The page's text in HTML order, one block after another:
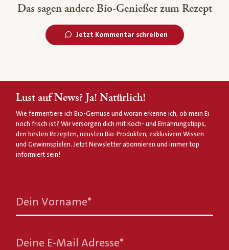
Das sagen andere Bio-Genießer zum Rezept
Jetzt Kommentar schreiben
Lust auf News? Ja! Natürlich!
Wie fermentiere ich Bio-Gemüse und woran erkenne ich, ob mein Ei
noch frisch ist? Wir versorgen dich mit Koch- und Ernährungstipps,
den besten Rezepten, neusten Bio-Produkten, exklusivem Wissen
und Gewinnspielen. Jetzt Newsletter abonnieren und immer top
informiert sein!
Dein Vorname*
Deine E-Mail Adresse*